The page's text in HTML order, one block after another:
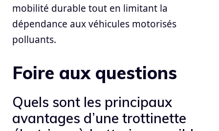
mobilité durable tout en limitant la
dépendance aux véhicules motorisés
polluants.
Foire aux questions
Quels sont les principaux
avantages d’une trottinette